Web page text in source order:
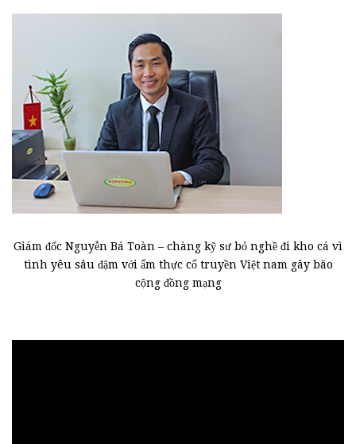
Giám đốc Nguyễn Bá Toàn – chàng kỹ sư bỏ nghề đi kho cá vì
tình yêu sâu đậm với ẩm thực cổ truyền Việt nam gây bão
cộng đồng mạng